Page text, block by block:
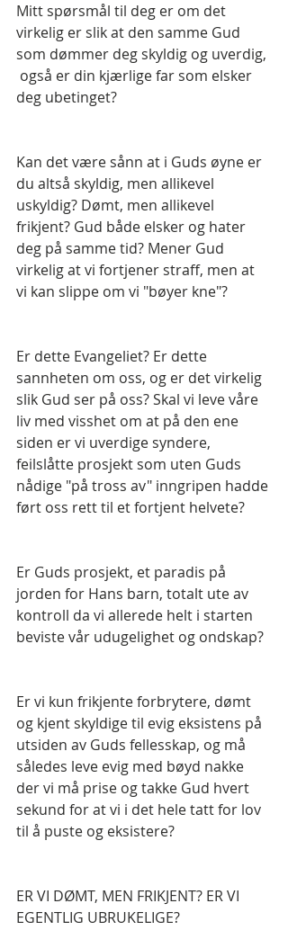
Mitt spørsmål til deg er om det
virkelig er slik at den samme Gud
som dømmer deg skyldig og uverdig,
også er din kjærlige far som elsker
deg ubetinget?
Kan det være sånn at i Guds øyne er
du altså skyldig, men allikevel
uskyldig? Dømt, men allikevel
frikjent? Gud både elsker og hater
deg på samme tid? Mener Gud
virkelig at vi fortjener straff, men at
vi kan slippe om vi "bøyer kne"?
Er dette Evangeliet? Er dette
sannheten om oss, og er det virkelig
slik Gud ser på oss? Skal vi leve våre
liv med visshet om at på den ene
siden er vi uverdige syndere,
feilslåtte prosjekt som uten Guds
nådige "på tross av" inngripen hadde
ført oss rett til et fortjent helvete?
Er Guds prosjekt, et paradis på
jorden for Hans barn, totalt ute av
kontroll da vi allerede helt i starten
beviste vår udugelighet og ondskap?
Er vi kun frikjente forbrytere, dømt
og kjent skyldige til evig eksistens på
utsiden av Guds fellesskap, og må
således leve evig med bøyd nakke
der vi må prise og takke Gud hvert
sekund for at vi i det hele tatt for lov
til å puste og eksistere?
ER VI DØMT, MEN FRIKJENT? ER VI
EGENTLIG UBRUKELIGE?